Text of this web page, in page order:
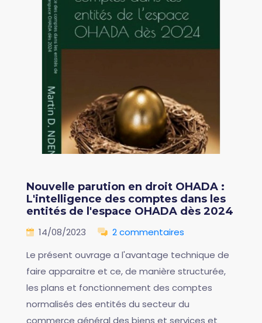
Nouvelle parution en droit OHADA :
L'intelligence des comptes dans les
entités de l'espace OHADA dès 2024
14/08/2023
2 commentaires
Le présent ouvrage a l'avantage technique de
faire apparaitre et ce, de manière structurée,
les plans et fonctionnement des comptes
normalisés des entités du secteur du
commerce général des biens et services et